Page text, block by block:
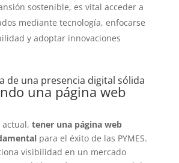
sostenible, es vital acceder a
mediante tecnología, enfocarse
y adoptar innovaciones
de una presencia digital sólida
una página web
tener una página web
para el éxito de las PYMES.
visibilidad en un mercado